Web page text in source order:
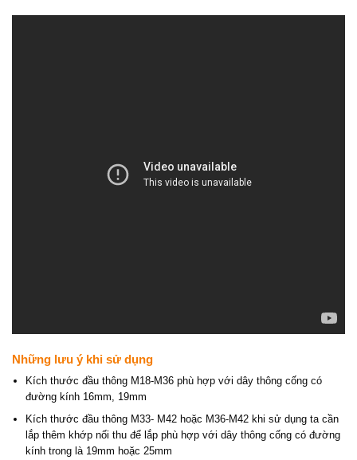
Những lưu ý khi sử dụng
Kích thước đầu thông M18-M36 phù hợp với dây thông cống có
đường kính 16mm, 19mm
Kích thước đầu thông M33- M42 hoặc M36-M42 khi sử dụng ta cần
lắp thêm khớp nối thu để lắp phù hợp với dây thông cống có đường
kính trong là 19mm hoặc 25mm